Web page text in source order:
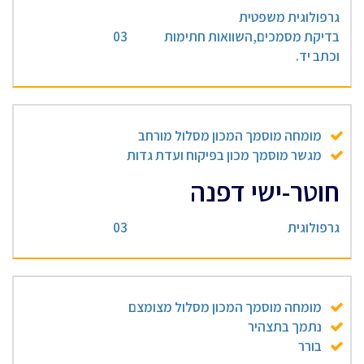
גרפולוגית משפטית
בדיקת מסמכים,השוואות חתימות
וכתב יד.
03
מומחה מוסמך המכון מסלול מורחב
מגשר מוסמך מכון בפיקוח ועדת גדות
חוטר-ישי דפנה
גרפולוגית 03
מומחה מוסמך המכון מסלול מצומצם
נתמך בתצהיר
בורר